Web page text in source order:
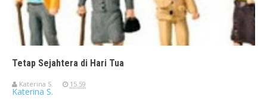
Tetap Sejahtera di Hari Tua
Katerina S. 15.59
Katerina S.